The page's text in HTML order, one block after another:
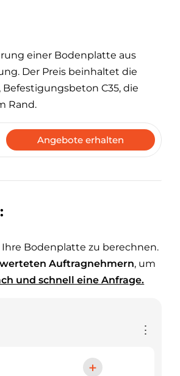
einer Bodenplatte aus
Der Preis beinhaltet die
C35, die
Rand.
Angebote erhalten
Ihre Bodenplatte zu berechnen.
Auftragnehmern, um
und schnell eine Anfrage.
⋮
+